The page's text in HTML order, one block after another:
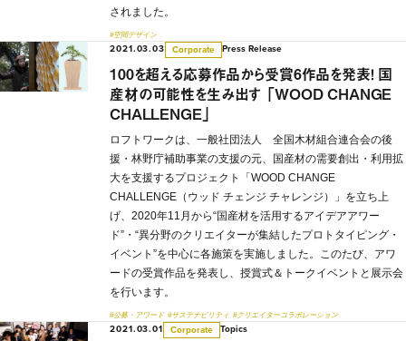
されました。
#空間デザイン
2021.03.03 Corporate Press Release
100を超える応募作品から受賞6作品を発表！ 国
産材の可能性を生み出す 「WOOD CHANGE
CHALLENGE」
ロフトワークは、一般社団法人 全国木材組合連合会の後
援・林野庁補助事業の支援の元、国産材の需要創出・利用拡
大を支援するプロジェクト「WOOD CHANGE
CHALLENGE（ウッド チェンジ チャレンジ）」を立ち上
げ、2020年11月から“国産材を活用するアイデアアワー
ド”・“異分野のクリエイターが集結したプロトタイピング・
イベント”を中心に各施策を実施しました。このたび、アワ
ードの受賞作品を発表し、授賞式＆トークイベントと展示会
を行います。
#公募・アワード #サステナビリティ #クリエイターコラボレーション
2021.03.01 Corporate Topics